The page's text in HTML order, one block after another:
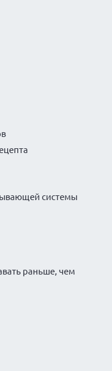
системы
раньше, чем